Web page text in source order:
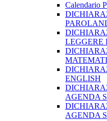
Calendario
LEGGERE
ENGLISH
AGENDA
AGENDA